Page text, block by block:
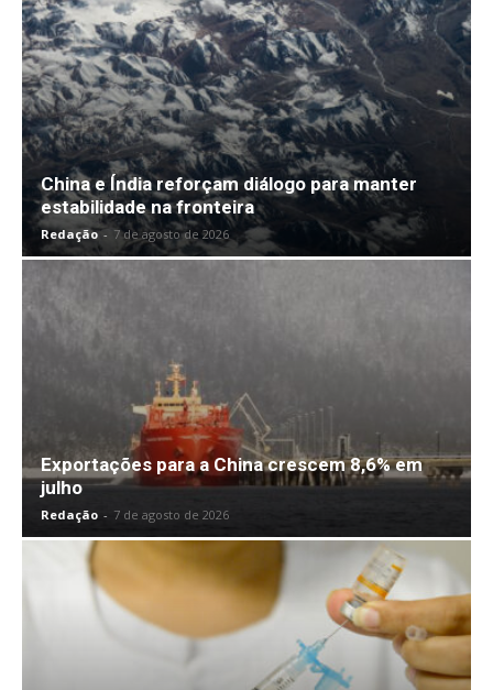
China e Índia reforçam diálogo para manter
estabilidade na fronteira
Redação - 7 de agosto de 2026
Exportações para a China crescem 8,6% em
julho
Redação - 7 de agosto de 2026